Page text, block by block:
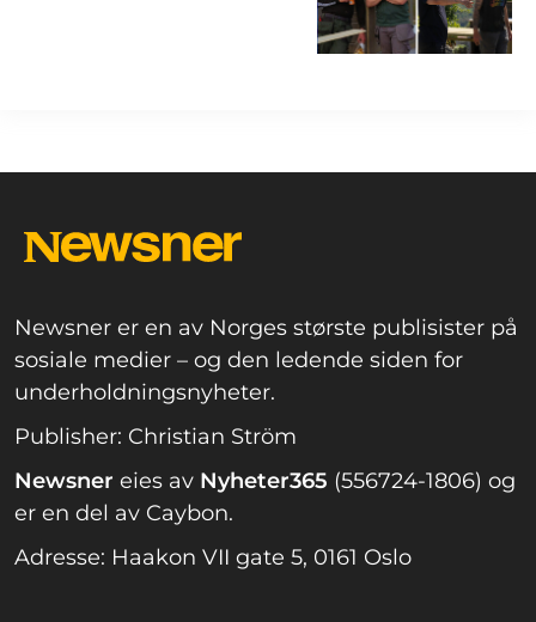
Newsner er en av Norges største publisister på
sosiale medier – og den ledende siden for
underholdningsnyheter.
Publisher: Christian Ström
Newsner eies av Nyheter365 (556724-1806) og
er en del av Caybon.
Adresse: Haakon VII gate 5, 0161 Oslo